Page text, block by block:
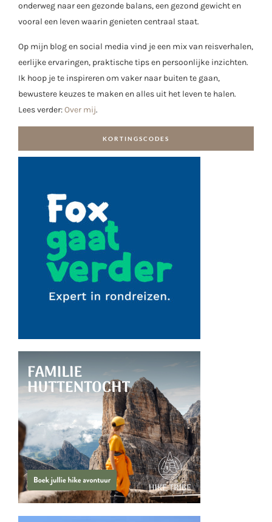
onderweg naar een gezonde balans, een gezond gewicht en
vooral een leven waarin genieten centraal staat.
Op mijn blog en social media vind je een mix van reisverhalen,
eerlijke ervaringen, praktische tips en persoonlijke inzichten.
Ik hoop je te inspireren om vaker naar buiten te gaan,
bewustere keuzes te maken en alles uit het leven te halen.
Lees verder:Over mij.
KORTINGSCODES